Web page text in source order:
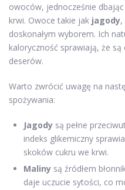
owoców, jednocześnie
krwi. Owoce takie jak jagody,
doskonałym wyborem. Ich
kaloryczność sprawiają, że
deserów.
Warto zwrócić uwagę na
spożywania:
Jagody są pełne
indeks glikemiczny
skoków cukru we krwi.
Maliny są źródłem
daje uczucie sytości, co